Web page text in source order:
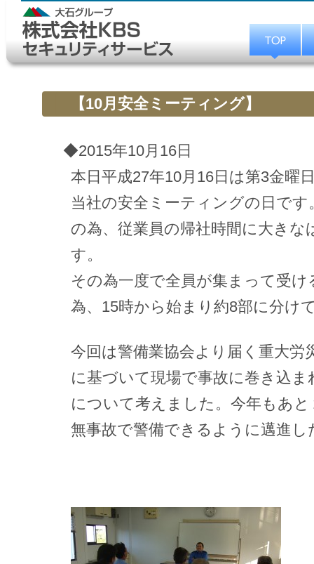
【10月安全ミーティング】
◆2015年10月16日
本日平成27年10月16日は第3金曜
当社の安全ミーティングの日で
の為、従業員の帰社時間に大きな
す。
その為一度で全員が集まって受
為、15時から始まり約8部に分け
今回は警備業協会より届く重大労
に基づいて現場で事故に巻き込
について考えました。今年もあ
無事故で警備できるように邁進